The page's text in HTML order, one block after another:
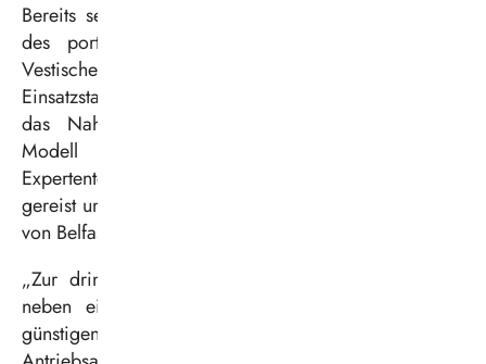
Bereits seit Mitte 2024 fahren fünf Wasserstoffbusse
des portugiesischen Herstellers Caetano für die
Vestische. Die Erfahrungen bezüglich Reichweite und
Einsatzstabilität sind überzeugend. Gleiches erwartet
das Nahverkehrsunternehmen für das Wrightbus-
Modell „Hydroliner FCEV“. Ein vierköpfiges
Expertenteam der Vestischen war nach Nordirland
gereist und hatte die Fahrzeuge im Werk in der Nähe
von Belfast technisch abgenommen.
„Zur dringend benötigten Mobilitätswende gehören
neben einem zuverlässigen, gut ausgebauten und
günstigen ÖPNV auch moderne und nachhaltige